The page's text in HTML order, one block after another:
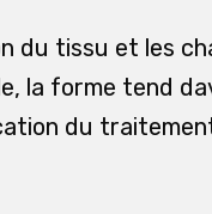
du tissu et les
la forme tend
du